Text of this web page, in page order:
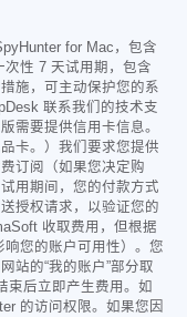
for Mac，包含
性 7 天试用期，包含
施，可主动保护您的系
联系我们的技术支
需要提供信用卡信息。
卡。）我们要求您提供
订阅（如果您决定购
用期间，您的付款方式
授权请求，以验证您的
收取费用，但根据
您的账户可用性）。您
站的“我的账户”部分取
束后立即产生费用。如
的访问权限。如果您因